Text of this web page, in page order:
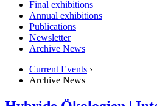
Final exhibitions
Annual exhibitions
Publications
Newsletter
Archive News
Current Events ›
Archive News